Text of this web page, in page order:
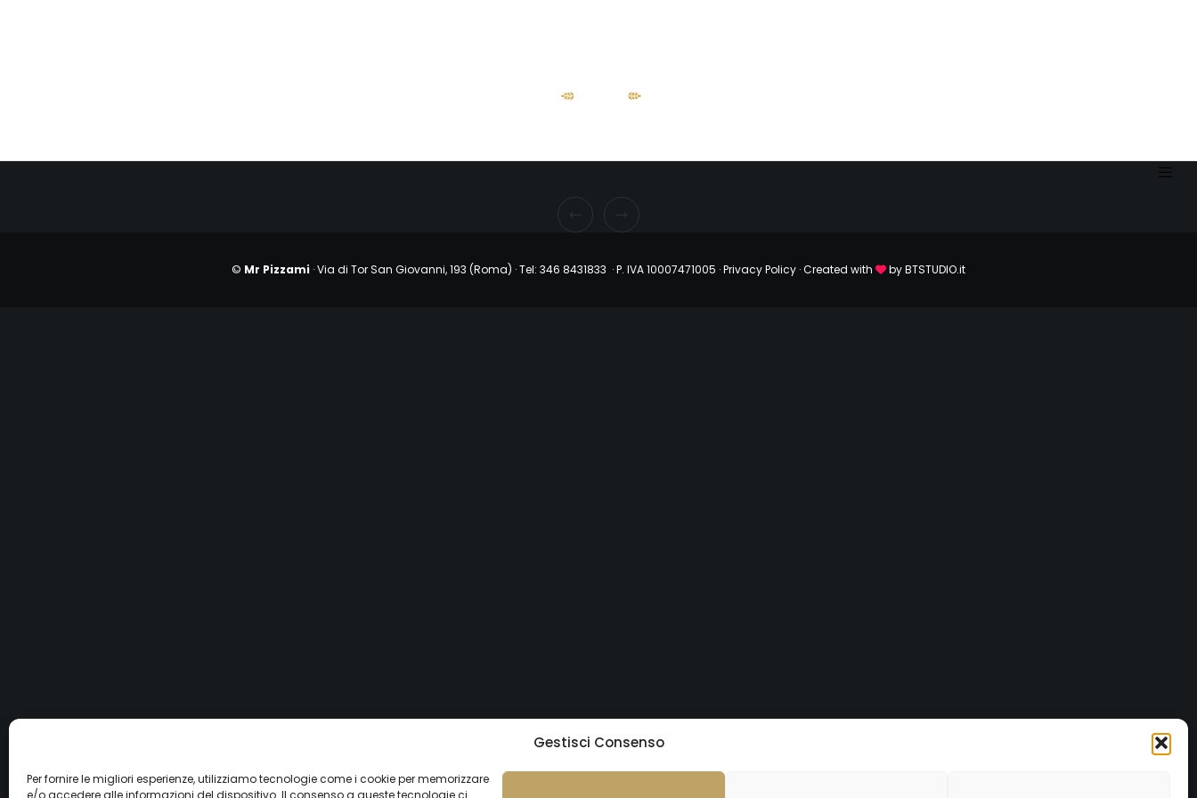
Gestisci Consenso
Per fornire le migliori esperienze, utilizziamo tecnologie come i cookie per memorizzare
e/o accedere alle informazioni del dispositivo. Il consenso a queste tecnologie ci
© Mr Pizzami · Via di Tor San Giovanni, 193 (Roma) ·Tel: 346 8431833 · P. IVA 10007471005 ·Privacy Policy · Created with byBTSTUDIO.it